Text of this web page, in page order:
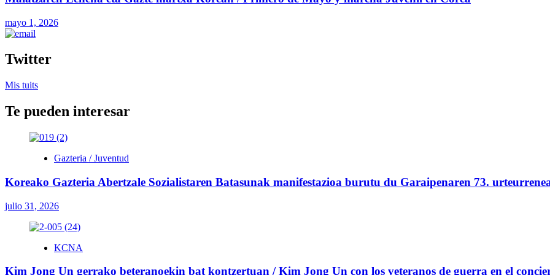
mayo 1, 2026
Twitter
Mis tuits
Te pueden interesar
Gazteria / Juventud
Koreako Gazteria Abertzale Sozialistaren Batasunak manifestazioa burutu du Garaipenaren 73.
julio 31, 2026
KCNA
Kim Jong Un gerrako beteranoekin bat kontzertuan / Kim Jong Un con los veteranos de guerra en el